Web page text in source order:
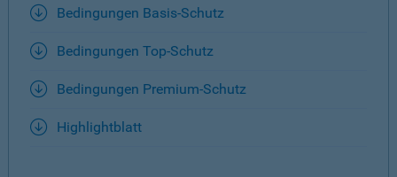
Bedingungen Basis-Schutz
Bedingungen Top-Schutz
Bedingungen Premium-Schutz
Highlightblatt